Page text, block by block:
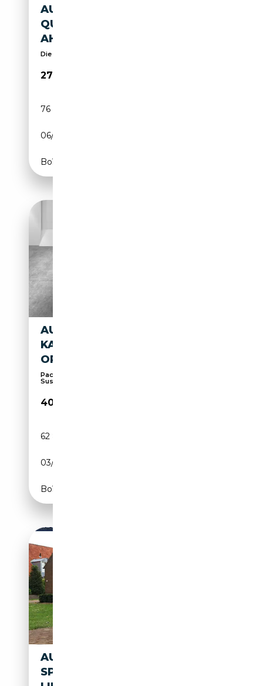
AUDI A6 AVANT 50 TFSI E
QU.SPORT
AHK/TEILLEDER/LED/19 SPOR
Die Nr.1 im Nordwesten
27 900€
76 600 km
06/2021
Boîte automatique
AUDI A6 LIM. SPORT ACC
KAMERA PARKASSIST SITZH
OPTIK SC...
Pack Sport, Sièges sport, 360° caméra,
Suspension ...
40 860€
62 844 km
03/2023
Boîte automatique
AUDI A6 LIMOUSINE 45 TFSI
SPORT PRO LINE S AUT. | 3X S-